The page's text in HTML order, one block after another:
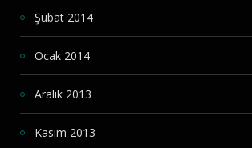
Şubat 2014
Ocak 2014
Aralık 2013
Kasım 2013